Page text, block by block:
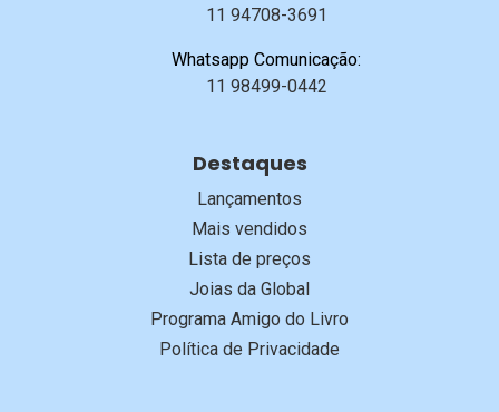
11 94708-3691
Whatsapp Comunicação:
11 98499-0442
Destaques
Lançamentos
Mais vendidos
Lista de preços
Joias da Global
Programa Amigo do Livro
Política de Privacidade